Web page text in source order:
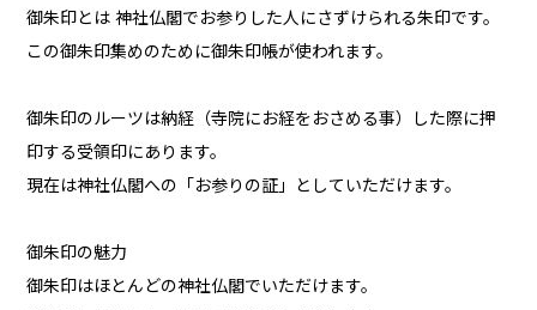
御朱印とは 神社仏閣でお参りした人にさずけられる朱印です。
この御朱印集めのために御朱印帳が使われます。
御朱印のルーツは納経（寺院にお経をおさめる事）した際に押
印する受領印にあります。
現在は神社仏閣への「お参りの証」としていただけます。
御朱印の魅力
御朱印はほとんどの神社仏閣でいただけます。